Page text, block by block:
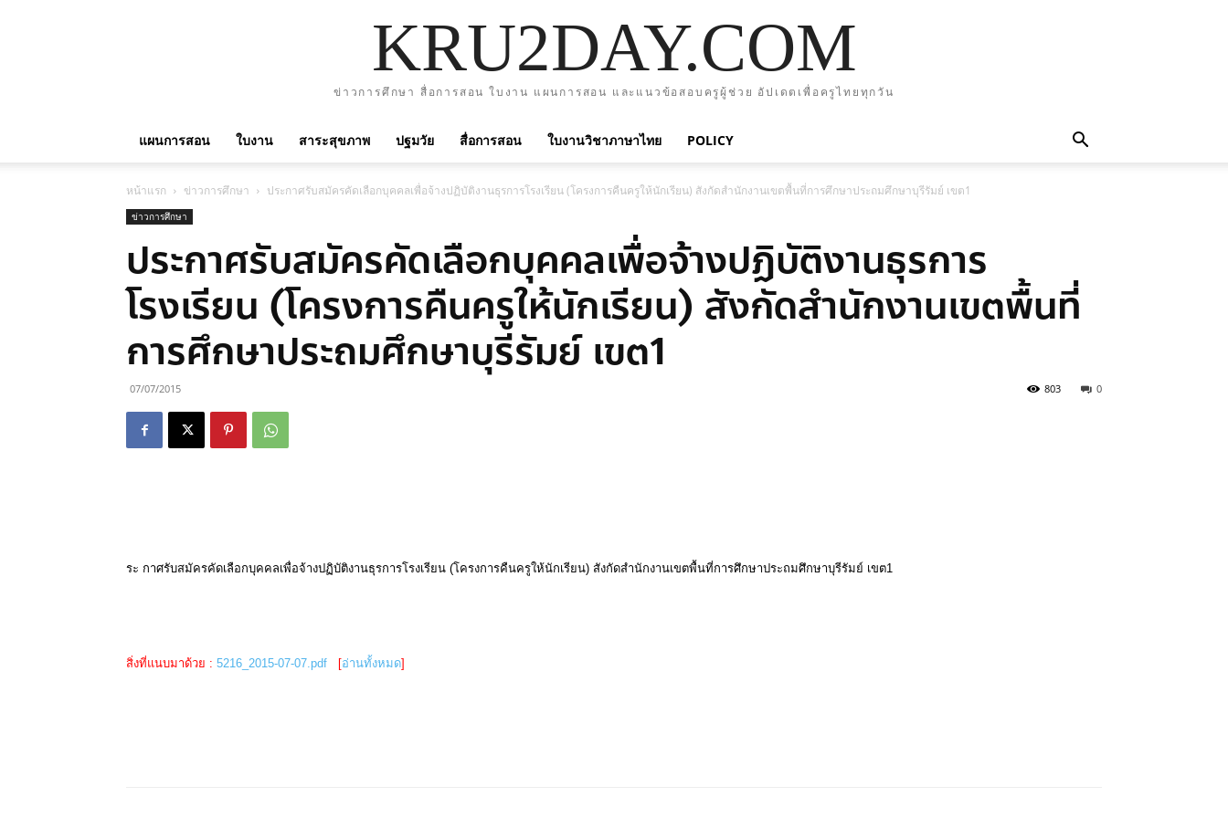
KRU2DAY.COM
ข่าวการศึกษา สื่อการสอน ใบงาน แผนการสอน และแนวข้อสอบครูผู้ช่วย อัปเดตเพื่อครูไทยทุกวัน
แผนการสอน ใบงาน สาระสุขภาพ ปฐมวัย สื่อการสอน ใบงานวิชาภาษาไทย POLICY
หน้าแรก ข่าวการศึกษา ประกาศรับสมัครคัดเลือกบุคคลเพื่อจ้างปฏิบัติงานธุรการโรงเรียน (โครงการคืนครูให้นักเรียน) สังกัดสำนักงานเขตพื้นที่การศึกษาประถมศึกษาบุรีรัมย์ เขต1
ข่าวการศึกษา
ประกาศรับสมัครคัดเลือกบุคคลเพื่อจ้างปฏิบัติงานธุรการ
โรงเรียน (โครงการคืนครูให้นักเรียน) สังกัดสำนักงานเขตพื้นที่
การศึกษาประถมศึกษาบุรีรัมย์ เขต1
07/07/2015 0
803
ระ กาศรับสมัครคัดเลือกบุคคลเพื่อจ้างปฏิบัติงานธุรการโรงเรียน (โครงการคืนครูให้นักเรียน) สังกัดสำนักงานเขตพื้นที่การศึกษาประถมศึกษาบุรีรัมย์ เขต1
สิ่งที่แนบมาด้วย : 5216_2015-07-07.pdf [อ่านทั้งหมด]